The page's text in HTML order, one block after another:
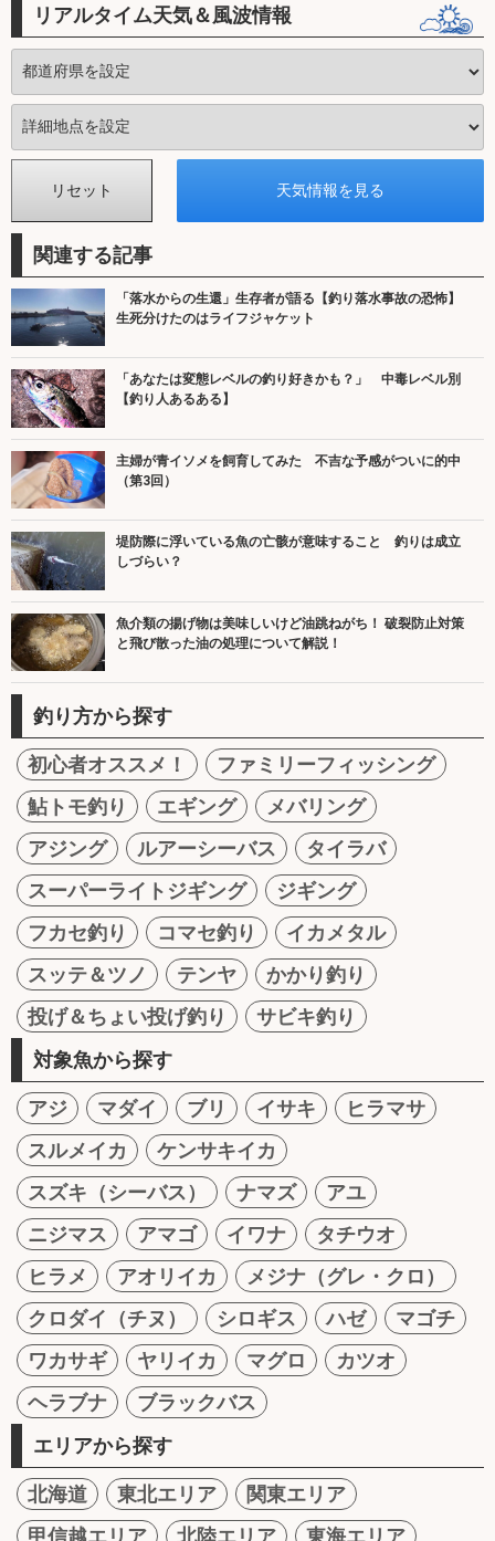
リアルタイム天気＆風波情報
関連する記事
「落水からの生還」生存者が語る【釣り落水事故の恐怖】
生死分けたのはライフジャケット
「あなたは変態レベルの釣り好きかも？」 中毒レベル別
【釣り人あるある】
主婦が青イソメを飼育してみた 不吉な予感がついに的中
（第3回）
堤防際に浮いている魚の亡骸が意味すること 釣りは成立
しづらい？
魚介類の揚げ物は美味しいけど油跳ねがち！ 破裂防止対策
と飛び散った油の処理について解説！
釣り方から探す
初心者オススメ！
ファミリーフィッシング
鮎トモ釣り
エギング
メバリング
アジング
ルアーシーバス
タイラバ
スーパーライトジギング
ジギング
フカセ釣り
コマセ釣り
イカメタル
スッテ＆ツノ
テンヤ
かかり釣り
投げ＆ちょい投げ釣り
サビキ釣り
対象魚から探す
アジ マダイ ブリ イサキ
ヒラマサ
スルメイカ
ケンサキイカ
スズキ（シーバス）
ナマズ
アユ
ニジマス
アマゴ イワナ
タチウオ
ヒラメ
アオリイカ
メジナ（グレ・クロ）
クロダイ（チヌ）
シロギス ハゼ
マゴチ
ワカサギ
ヤリイカ マグロ
カツオ
ヘラブナ
ブラックバス
エリアから探す
北海道 東北エリア
関東エリア
甲信越エリア
北陸エリア
東海エリア